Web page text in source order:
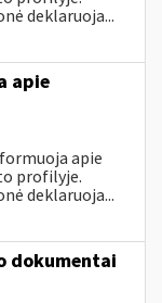
deklaruoja...
apie
apie
profilyje.
deklaruoja...
dokumentai